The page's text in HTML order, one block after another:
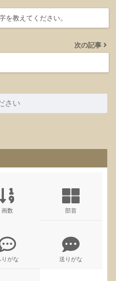
を教えてください。
次の記事
画数 部首
りがな 送りがな